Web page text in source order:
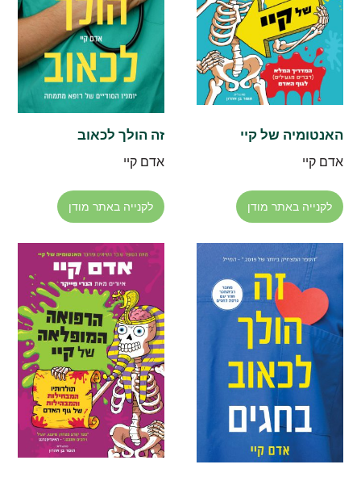
האנטומיה של קיי
אדם קיי
לקנייה באתר מודן
זה הולך לכאוב
אדם קיי
לקנייה באתר מודן